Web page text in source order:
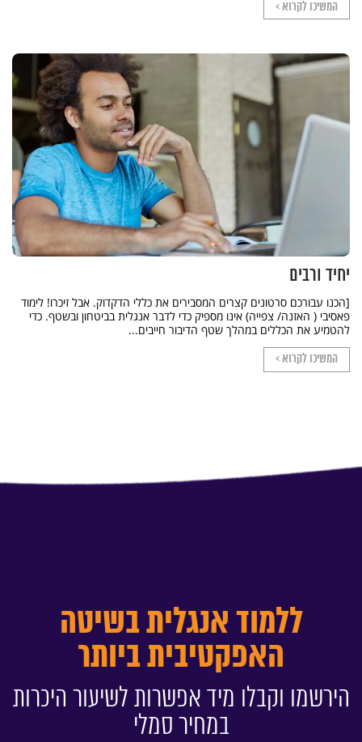
המשיכו לקרוא >
יחיד ורבים
[הכנו עבורכם סרטונים קצרים המסבירים את כללי הדקדוק. אבל זיכרו! לימוד
פאסיבי ( האזנה/ צפייה) אינו מספיק כדי לדבר אנגלית בביטחון ובשטף. כדי
להטמיע את הכללים במהלך שטף הדיבור חייבים...
המשיכו לקרוא >
ללמוד אנגלית בשיטה
האפקטיבית ביותר
הירשמו וקבלו מיד אפשרות לשיעור היכרות
במחיר סמלי